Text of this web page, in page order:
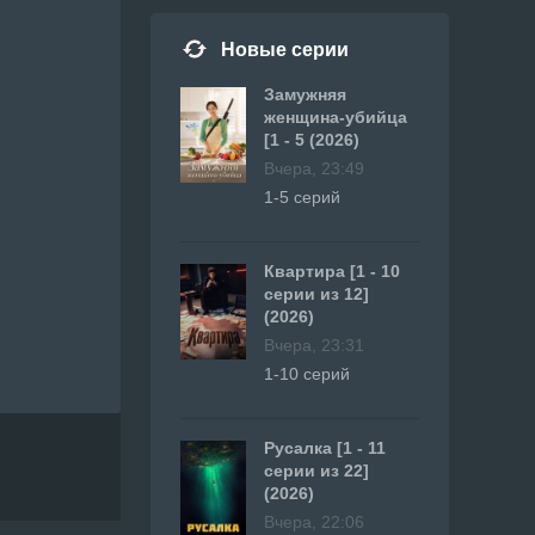
Новые серии
Замужняя
женщина-убийца
[1 - 5 (2026)
Вчера, 23:49
1-5 серий
Квартира [1 - 10
серии из 12]
(2026)
Вчера, 23:31
1-10 серий
Русалка [1 - 11
серии из 22]
(2026)
Вчера, 22:06